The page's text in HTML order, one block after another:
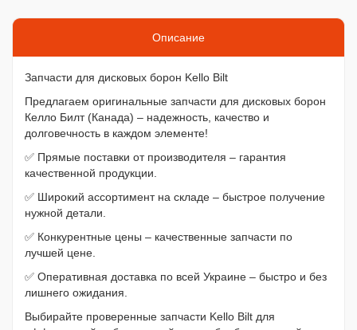
Описание
Запчасти для дисковых борон Kello Bilt
Предлагаем оригинальные запчасти для дисковых борон
Келло Билт (Канада) – надежность, качество и
долговечность в каждом элементе!
✅ Прямые поставки от производителя – гарантия
качественной продукции.
✅ Широкий ассортимент на складе – быстрое получение
нужной детали.
✅ Конкурентные цены – качественные запчасти по
лучшей цене.
✅ Оперативная доставка по всей Украине – быстро и без
лишнего ожидания.
Выбирайте проверенные запчасти Kello Bilt для